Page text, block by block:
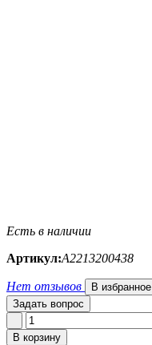
Есть в наличии
Артикул:A2213200438
Нет отзывов
В избранное
Задать вопрос
В корзину